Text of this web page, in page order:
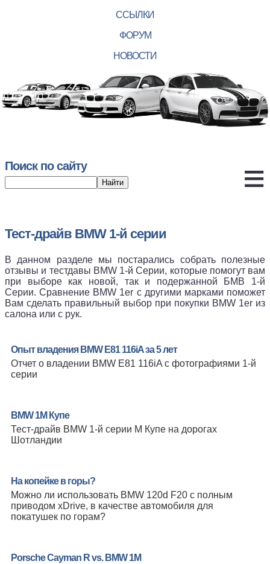
ССЫЛКИ
ФОРУМ
НОВОСТИ
Поиск по сайту
Тест-драйв BMW 1-й серии
В данном разделе мы постарались собрать полезные
отзывы и тестдавы BMW 1-й Серии, которые помогут вам
при выборе как новой, так и подержанной БМВ 1-й
Серии. Сравнение BMW 1er с другими марками поможет
Вам сделать правильный выбор при покупки BMW 1er из
салона или с рук.
Опыт владения BMW E81 116iA за 5 лет
Отчет о владении BMW E81 116iA с фотографиями 1-й
серии
BMW 1M Купе
Тест-драйв BMW 1-й серии M Купе на дорогах
Шотландии
На копейке в горы?
Можно ли использовать BMW 120d F20 с полным
приводом xDrive, в качестве автомобиля для
покатушек по горам?
Porsche Cayman R vs. BMW 1M